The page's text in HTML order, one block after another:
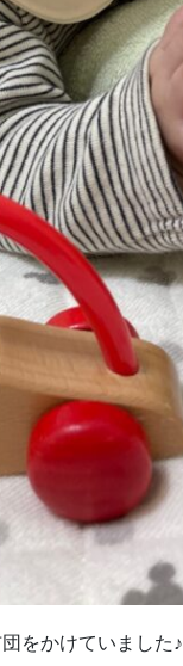
をかけていました♪